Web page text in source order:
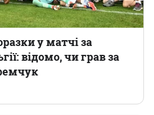
у матчі за
відомо, чи грав за